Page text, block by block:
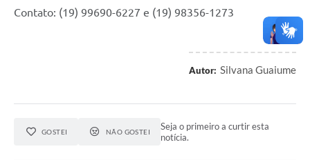
Contato: (19) 99690-6227 e (19) 98356-1273
Autor: Silvana Guaiume
GOSTEI NÃO GOSTEI
Seja o primeiro a curtir esta
notícia.